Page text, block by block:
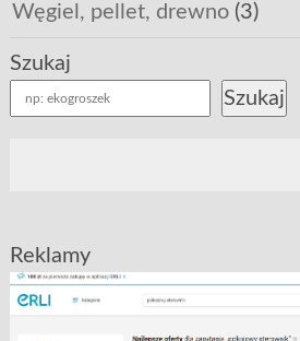
Węgiel, pellet, drewno(3)
Szukaj
Szukaj
Reklamy